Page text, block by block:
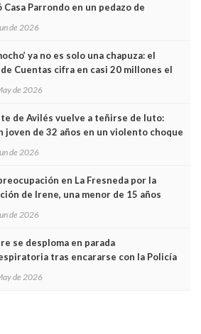
Parrondo en un pedazo de
Madrid
de 2026
ya no es solo una chapuza: el
Cuentas cifra en casi 20 millones el
de los trenes que no cabían por los
de 2026
de Avilés vuelve a teñirse de luto:
joven de 32 años en un violento choque
de 2026
en La Fresneda por la
de Irene, una menor de 15 años
de 2026
se desploma en parada
tras encararse con la Policía
de 2026